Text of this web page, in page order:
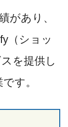
があり、
（ショッ
を提供し
す。